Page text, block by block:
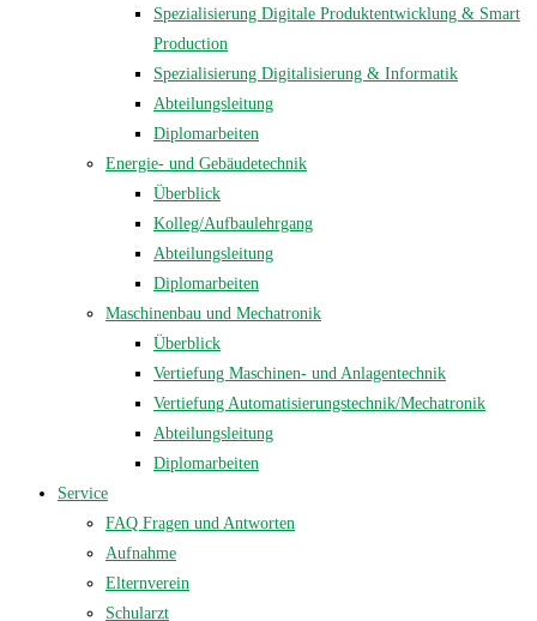
Spezialisierung Digitale Produktentwicklung & Smart
Production
Spezialisierung Digitalisierung & Informatik
Abteilungsleitung
Diplomarbeiten
Energie- und Gebäudetechnik
Überblick
Kolleg/Aufbaulehrgang
Abteilungsleitung
Diplomarbeiten
Maschinenbau und Mechatronik
Überblick
Vertiefung Maschinen- und Anlagentechnik
Vertiefung Automatisierungstechnik/Mechatronik
Abteilungsleitung
Diplomarbeiten
Service
FAQ Fragen und Antworten
Aufnahme
Elternverein
Schularzt